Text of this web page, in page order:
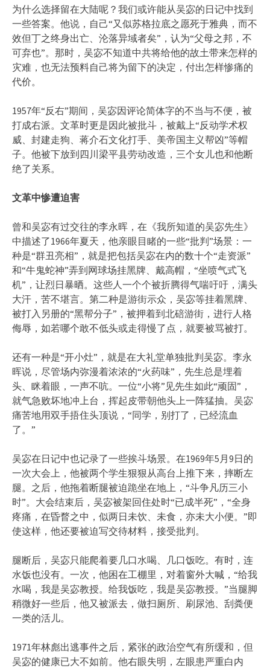
为什么选择留在大陆呢？我们或许能从吴宓的日记中找到
一些答案。他说，自己“又似苏格拉底之愿死于雅典，而不
效但丁之终身出亡、沦落异域者矣”，认为“父母之邦，不
可弃也”。那时，吴宓不知道中共将给他的故土带来怎样的
灾难，也无法预料自己将为留下的决定，付出怎样惨痛的
代价。
1957年“反右”期间，吴宓因评论简体字的不当与不便，被
打成右派。文革时更是因此被批斗，被戴上“反动学术权
威、封建走狗、蒋介石文化打手、美帝国主义帮凶”等帽
子。他被下放到四川梁平县劳动改造，三个女儿也和他断
绝了关系。
文革中惨遭迫害
曾和吴宓有过交往的李永晖，在《我所知道的吴宓先生》
中描述了1966年夏天，他亲眼目睹的一些“批判”场景：一
种是“群丑亮相”，就是把包括吴宓在内的数十个“走资派”
和“牛鬼蛇神”弄到网球场挂黑牌、戴高帽，“坐喷气式飞
机”，让烈日暴晒。这些人一个个被折腾得气喘吁吁，满头
大汗，苦不堪言。第二种是游街示众，吴宓等挂着黑牌、
被打入另册的“黑帮分子”，被押着到北碚游街，进行人格
侮辱，如若哪个敢不低头或走得慢了点，就要被骂被打。
还有一种是“开小灶”，就是在大礼堂单独批判吴宓。李永
晖说，尽管场内弥漫着浓浓的“火药味”，先生总是埋着
头、眯着眼，一声不吭。一位“小将”见先生如此“顽固”，
就气急败坏地冲上台，挥起皮带朝他头上一阵猛抽。吴宓
痛苦地用双手捂住头顶说，“同学，别打了，已经流血
了。”
吴宓在日记中也记录了一些挨斗场景。在1969年5月9日的
一次大会上，他被两个学生狠狠从高台上推下来，摔断左
腿。之后，他拖着断腿被迫跪坐在地上，“斗争凡历三小
时”。大会结束后，吴宓被架回住处时“已成半死”，“全身
疼痛，在昏瞀之中，似两日未饮、未食，亦未大小便。”即
使这样，他还要被迫写交待材料，接受批判。
腿断后，吴宓只能爬着要几口水喝、几口饭吃。有时，连
水饭也没有。一次，他困在工棚里，对着窗外大喊，“给我
水喝，我是吴宓教授。给我饭吃，我是吴宓教授。”当腿脚
稍微好一些后，他又被派去，做扫厕所、刷尿池、刮粪便
一类的活儿。
1971年林彪出逃事件之后，紧张的政治空气有所缓和，但
吴宓的健康已大不如前。他右眼失明，左眼患严重白内